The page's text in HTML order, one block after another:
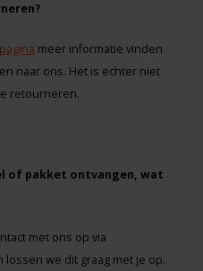
meer informatie vinden
naar ons. Het is echter niet
retourneren.
of pakket ontvangen, wat
met ons op via
lossen we dit graag met je op.